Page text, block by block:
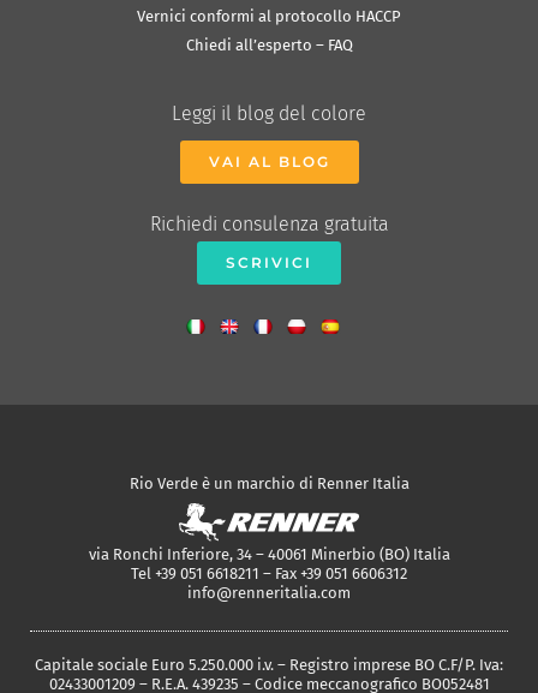
Vernici conformi al protocollo HACCP
Chiedi all’esperto – FAQ
Leggi il blog del colore
VAI AL BLOG
Richiedi consulenza gratuita
SCRIVICI
Rio Verde è un marchio di Renner Italia
via Ronchi Inferiore, 34 – 40061 Minerbio (BO) Italia
Tel +39 051 6618211 – Fax +39 051 6606312
info@renneritalia.com
Capitale sociale Euro 5.250.000 i.v. – Registro imprese BO C.F/P. Iva:
02433001209 – R.E.A. 439235 – Codice meccanografico BO052481